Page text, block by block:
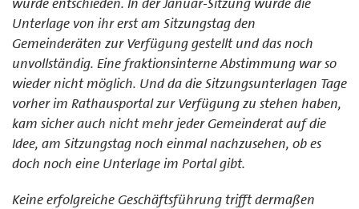
Unterlage von ihr erst am Sitzungstag den
Gemeinderäten zur Verfügung gestellt und das noch
unvollständig. Eine fraktionsinterne Abstimmung war so
wieder nicht möglich. Und da die Sitzungsunterlagen Tage
vorher im Rathausportal zur Verfügung zu stehen haben,
kam sicher auch nicht mehr jeder Gemeinderat auf die
Idee, am Sitzungstag noch einmal nachzusehen, ob es
doch noch eine Unterlage im Portal gibt.
Keine erfolgreiche Geschäftsführung trifft dermaßen